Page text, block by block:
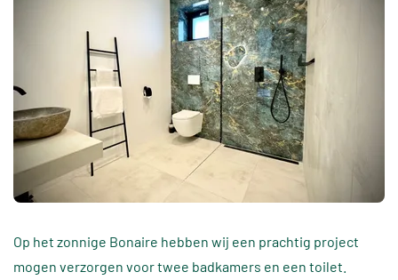
Op het zonnige Bonaire hebben wij een prachtig project
mogen verzorgen voor twee badkamers en een toilet.